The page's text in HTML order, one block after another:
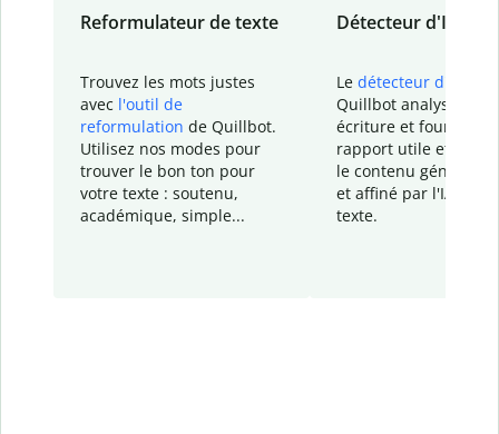
Reformulateur de texte
Trouvez les mots justes
avec l'outil de
reformulation de Quillbot.
Utilisez nos modes pour
trouver le bon ton pour
votre texte : soutenu,
académique, simple...
Détecteur d'IA
Le détecteur d'IA
Quillbot analyse votre
écriture et fournit un
rapport utile et
le contenu généré
et affiné par l'IA
texte.